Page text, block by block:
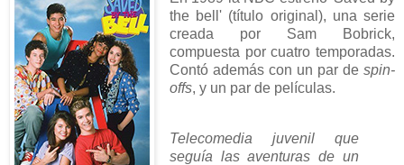
the bell' (título original), una serie
creada por Sam Bobrick,
compuesta por cuatro temporadas.
Contó además con un par de spin-
offs, y un par de películas.
Telecomedia juvenil que
seguía las aventuras de un